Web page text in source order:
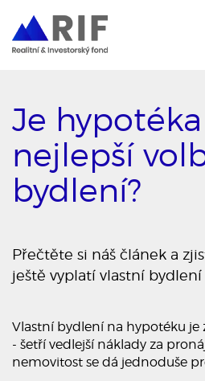
Je
nejlepší
bydlení?
Přečtěte si náš článek a
ještě vyplatí vlastní
Vlastní bydlení na hypotéku je
- šetří vedlejší náklady za
nemovitost se dá jednoduše